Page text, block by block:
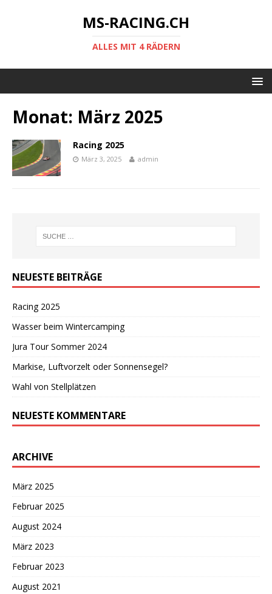
MS-RACING.CH
ALLES MIT 4 RÄDERN
Monat: März 2025
Racing 2025
März 3, 2025 admin
NEUESTE BEITRÄGE
Racing 2025
Wasser beim Wintercamping
Jura Tour Sommer 2024
Markise, Luftvorzelt oder Sonnensegel?
Wahl von Stellplätzen
NEUESTE KOMMENTARE
ARCHIVE
März 2025
Februar 2025
August 2024
März 2023
Februar 2023
August 2021